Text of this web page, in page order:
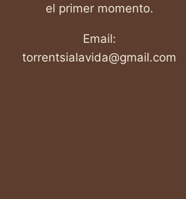
el primer momento.
Email:
torrentsialavida@gmail.com